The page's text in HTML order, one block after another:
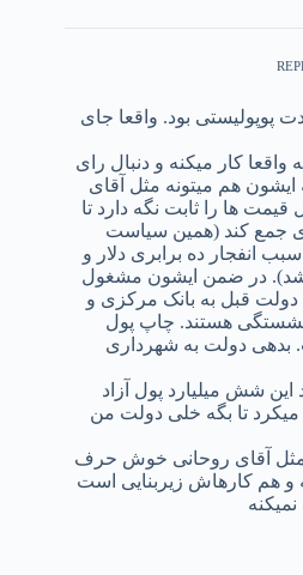
پوپولیستی بود. واقعا جای
کار میکنه و دنبال رای
هم میتونه مثل آقای
ها را ثابت نگه دارد تا
جمع کند (همین سیاست
انفجار ده برابری دلار و
در ضمن ایشون مشغول
دولت قبل به بانک مرکزی و
هستند. چاپ پول
دولت به شهرداری
این شش میلیارد پول آزاد
تا بگه خلی دولت من
مثل آقای روحانی خوش حرف
و هم کارهاش زیربنایی است